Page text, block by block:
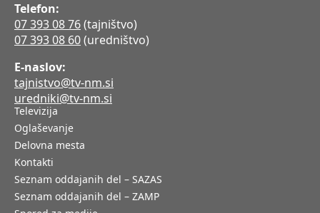
Telefon:
07 393 08 76(tajništvo)
07 393 08 60(uredništvo)
E-naslov:
tajnistvo@tv-nm.si
uredniki@tv-nm.si
Televizija
Oglaševanje
Delovna mesta
Kontakti
Seznam oddajanih del – SAZAS
Seznam oddajanih del – ZAMP